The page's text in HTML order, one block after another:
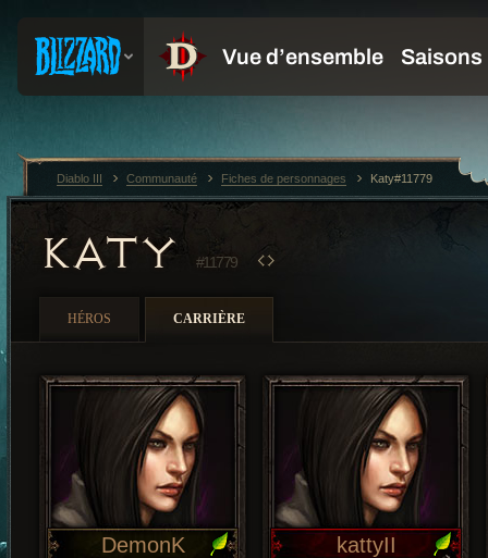
KATY #11779
HÉROS CARRIÈRE
DemonK kattyII
Diablo III Communauté Fiches de personnages Katy#11779